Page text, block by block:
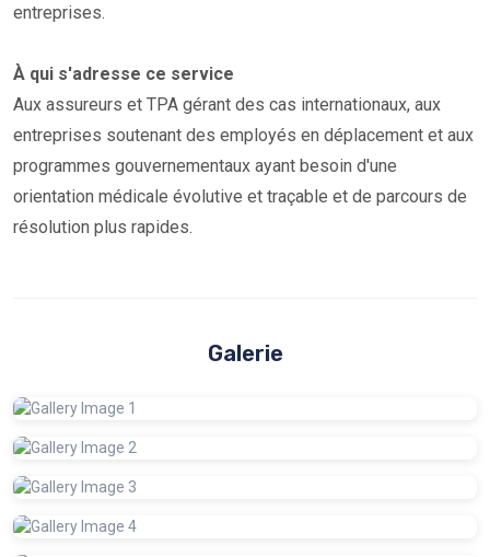
entreprises.
À qui s'adresse ce service
Aux assureurs et TPA gérant des cas internationaux, aux
entreprises soutenant des employés en déplacement et aux
programmes gouvernementaux ayant besoin d'une
orientation médicale évolutive et traçable et de parcours de
résolution plus rapides.
Galerie